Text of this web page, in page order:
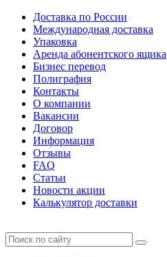
Доставка по России
Международная доставка
Упаковка
Аренда абонентского ящика
Бизнес перевод
Полиграфия
Контакты
О компании
Вакансии
Договор
Информация
Отзывы
FAQ
Статьи
Новости акции
Калькулятор доставки